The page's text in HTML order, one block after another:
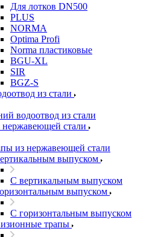
Для лотков DN500
PLUS
NORMA
Optima Profi
Norma пластиковые
BGU-XL
SIR
BGZ-S
из стали
водоотвод из стали
стали
из нержавеющей стали
выпуском
С вертикальным выпуском
выпуском
С горизонтальным выпуском
трапы